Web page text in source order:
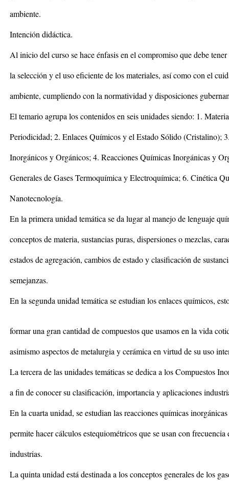
ambiente.
Intención didáctica.
Al inicio del curso se hace énfasis en el compromiso que debe
la selección y el uso eficiente de los materiales, así como con el
ambiente, cumpliendo con la normatividad y disposiciones
El temario agrupa los contenidos en seis unidades siendo: 1.
Periodicidad; 2. Enlaces Químicos y el Estado Sólido (Cristalino);
Inorgánicos y Orgánicos; 4. Reacciones Químicas Inorgánicas y
Generales de Gases Termoquímica y Electroquímica; 6. Cinética
Nanotecnología.
En la primera unidad temática se da lugar al manejo de lenguaje
conceptos de materia, sustancias puras, dispersiones o mezclas,
estados de agregación, cambios de estado y clasificación de
semejanzas.
En la segunda unidad temática se estudian los enlaces químicos,
formar una gran cantidad de compuestos que usamos en la vida
asimismo aspectos de metalurgia y cerámica en virtud de su uso
La tercera de las unidades temáticas se dedica a los Compuestos
a fin de conocer su clasificación, importancia y aplicaciones
En la cuarta unidad, se estudian las reacciones químicas
permite hacer cálculos estequiométricos que se usan con frecuencia
industrias.
La quinta unidad está destinada a los conceptos generales de los